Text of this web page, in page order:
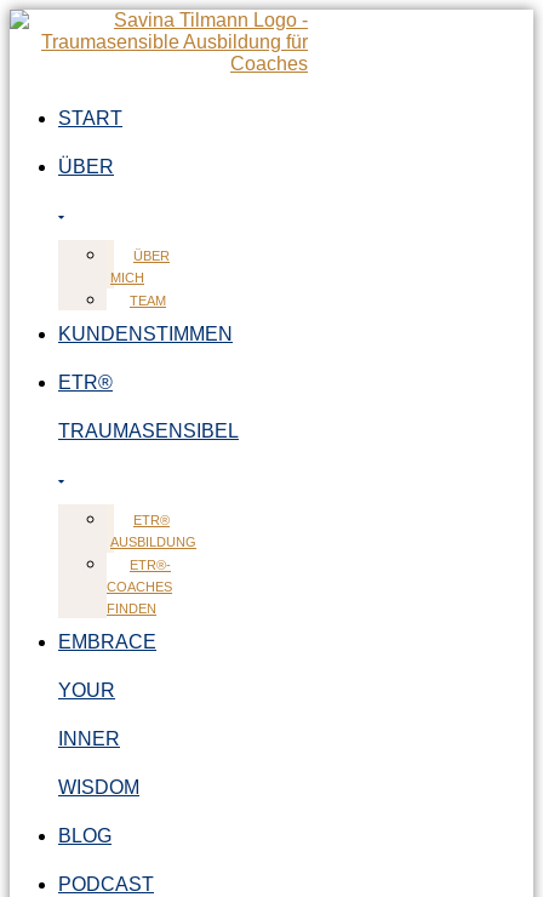
Zum
Inhalt
START
ÜBER
ÜBER
MICH
TEAM
KUNDENSTIMMEN
ETR®
TRAUMASENSIBEL
ETR®
AUSBILDUNG
ETR®-
COACHES
FINDEN
EMBRACE
YOUR
INNER
WISDOM
BLOG
PODCAST